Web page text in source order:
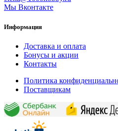
Мы Вконтакте
Информация
Доставка и оплата
Бонусы и акции
Контакты
Политика
Поставщикам